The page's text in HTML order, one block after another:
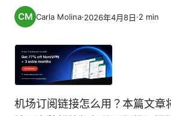
Carla Molina·2026年4月8日·2 min
机场订阅链接怎么用？本篇文章